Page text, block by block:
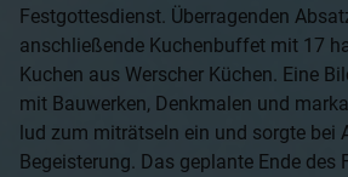
Festgottesdienst. Überragenden
anschließende Kuchenbuffet mit 17
Kuchen aus Werscher Küchen. Eine
mit Bauwerken, Denkmalen und
lud zum miträtseln ein und sorgte bei
Begeisterung. Das geplante Ende des